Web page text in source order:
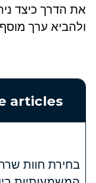
את הדרך כיצד
ולהביא ערך
articles
בחירת חוות